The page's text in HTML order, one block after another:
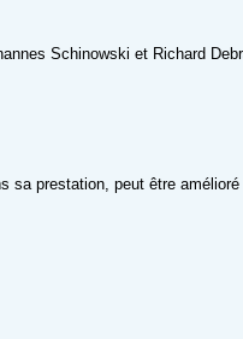
Schinowski et Richard
prestation, peut être